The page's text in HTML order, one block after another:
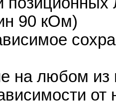
90 кОм)
на любом из
от